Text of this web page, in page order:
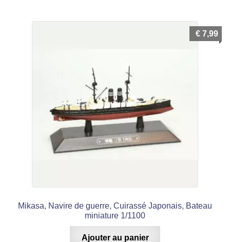
Mikasa, Navire de guerre, Cuirassé Japonais, Bateau
miniature 1/1100
€ 7,99
Ajouter au panier